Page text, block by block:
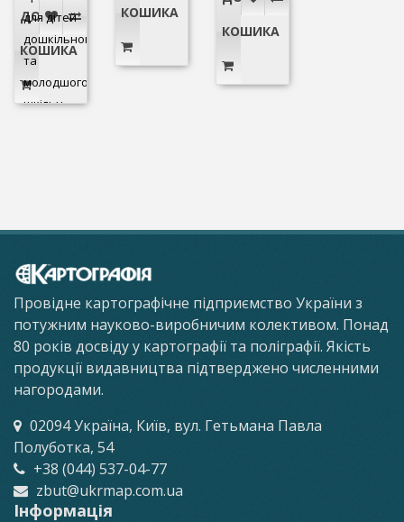
для дітей
дошкільного
та
молодшого
шкільн..
ДО
КОШИКА
КОШИКА
КОШИКА
Провідне картографічне підприємство України з
потужним науково-виробничим колективом. Понад
80 років досвіду у картографії та поліграфії. Якість
продукції видавництва підтверджено численними
нагородами.
02094 Україна, Київ, вул. Гетьмана Павла
Полуботка, 54
+38 (044) 537-04-77
zbut@ukrmap.com.ua
Інформація